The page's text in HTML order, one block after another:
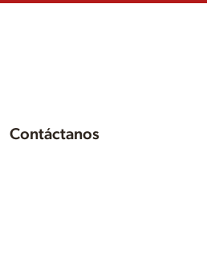
Contáctanos